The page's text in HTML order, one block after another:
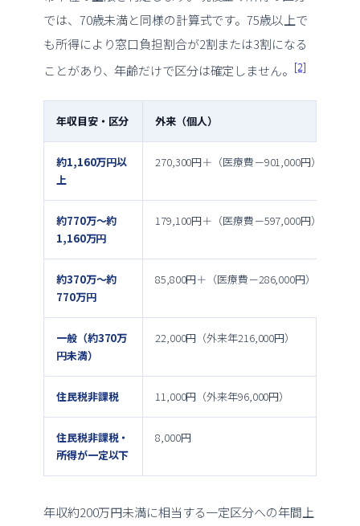
では、70歳未満と同様の計算式です。75歳以上で
も所得により窓口負担割合が2割または3割になる
ことがあり、年齢だけで区分は確定しません。 [2]
年収目安・区分 外来（個人）
約1,160万円以
上
270,300円＋（医療費－901,000円）×1％
約770万〜約
1,160万円
179,100円＋（医療費－597,000円）×1％
約370万〜約
770万円
85,800円＋（医療費－286,000円）×1％
一般（約370万
円未満）
22,000円（外来年216,000円）
住民税非課税 11,000円（外来年96,000円）
住民税非課税・
所得が一定以下
8,000円
年収約200万円未満に相当する一定区分への年間上